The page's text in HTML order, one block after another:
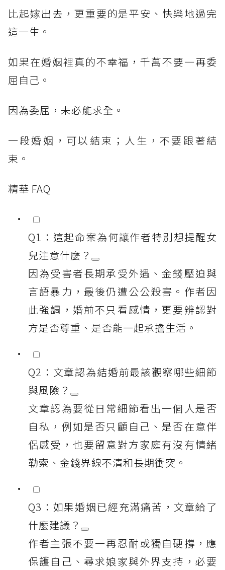
比起嫁出去，更重要的是平安、快樂地過完
這一生。
如果在婚姻裡真的不幸福，千萬不要一再委
屈自己。
因為委屈，未必能求全。
一段婚姻，可以結束；人生，不要跟著結
束。
精華 FAQ
Q1：這起命案為何讓作者特別想提醒女
兒注意什麼？
因為受害者長期承受外遇、金錢壓迫與
言語暴力，最後仍遭公公殺害。作者因
此強調，婚前不只看感情，更要辨認對
方是否尊重、是否能一起承擔生活。
Q2：文章認為結婚前最該觀察哪些細節
與風險？
文章認為要從日常細節看出一個人是否
自私，例如是否只顧自己、是否在意伴
侶感受，也要留意對方家庭有沒有情緒
勒索、金錢界線不清和長期衝突。
Q3：如果婚姻已經充滿痛苦，文章給了
什麼建議？
作者主張不要一再忍耐或獨自硬撐，應
保護自己、尋求娘家與外界支持，必要